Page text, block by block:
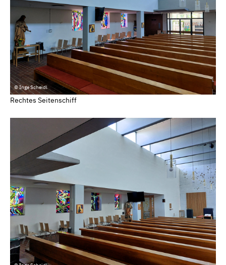
© Inge Scheidl
Rechtes Seitenschiff